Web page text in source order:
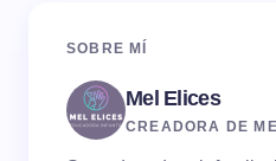
SOBRE MÍ
Mel Elices
CREADORA DE